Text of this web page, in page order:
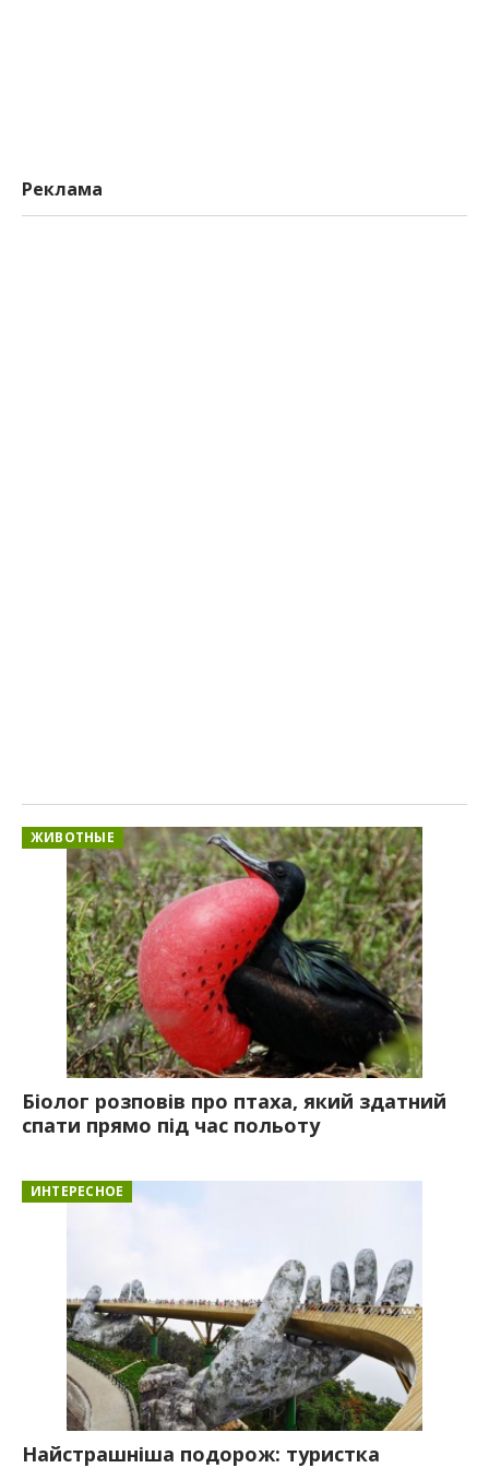
Реклама
ЖИВОТНЫЕ
Біолог розповів про птаха, який здатний
спати прямо під час польоту
ИНТЕРЕСНОЕ
Найстрашніша подорож: туристка